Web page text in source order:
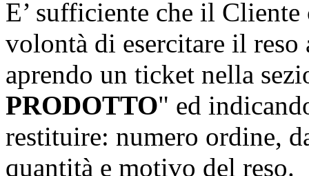
E’ sufficiente che il
volontà di esercitare il reso
aprendo un ticket nella
PRODOTTO" ed
restituire: numero ordine,
quantità e motivo del reso.